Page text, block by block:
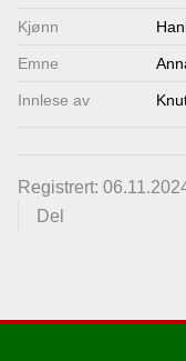
Kjønn
Emne
Innlese av
Registrert:
Del